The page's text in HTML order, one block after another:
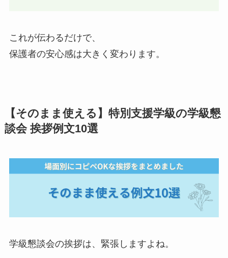
これが伝わるだけで、
保護者の安心感は大きく変わります。
【そのまま使える】特別支援学級の学級懇
談会 挨拶例文10選
学級懇談会の挨拶は、緊張しますよね。